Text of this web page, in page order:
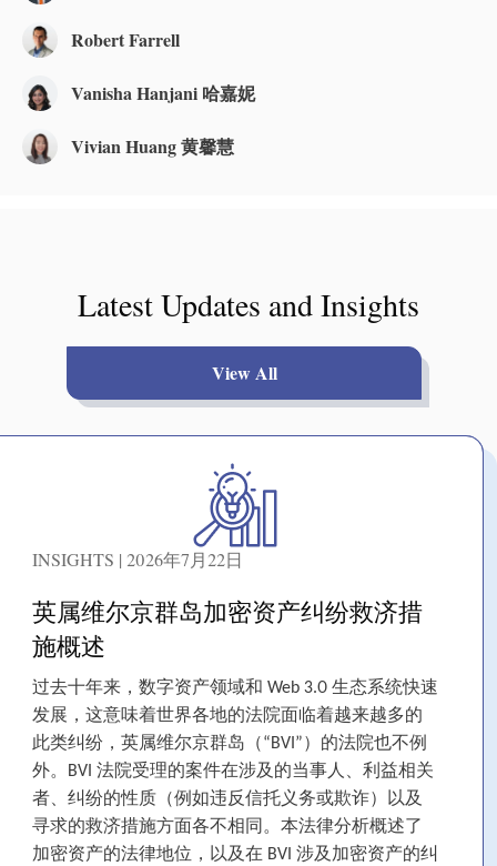
Robert Farrell
Vanisha Hanjani 哈嘉妮
Vivian Huang 黄馨慧
Latest Updates and Insights
View All
INSIGHTS | 2026年7月22日
英属维尔京群岛加密资产纠纷救济措
施概述
过去十年来，数字资产领域和 Web 3.0 生态系统快速
发展，这意味着世界各地的法院面临着越来越多的
此类纠纷，英属维尔京群岛（“BVI”）的法院也不例
外。BVI 法院受理的案件在涉及的当事人、利益相关
者、纠纷的性质（例如违反信托义务或欺诈）以及
寻求的救济措施方面各不相同。本法律分析概述了
加密资产的法律地位，以及在 BVI 涉及加密资产的纠